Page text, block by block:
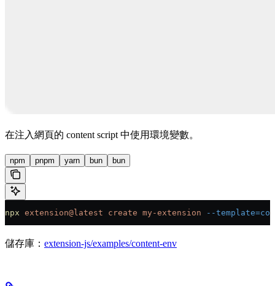
在注入網頁的 content script 中使用環境變數。
npm pnpm yarn bun bun
npx extension@latest create my-extension --
儲存庫： extension-js/examples/content-env